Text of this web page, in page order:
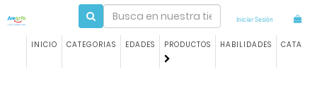
Iniciar Sesión
INICIO CATEGORIAS EDADES PRODUCTOS HABILIDADES